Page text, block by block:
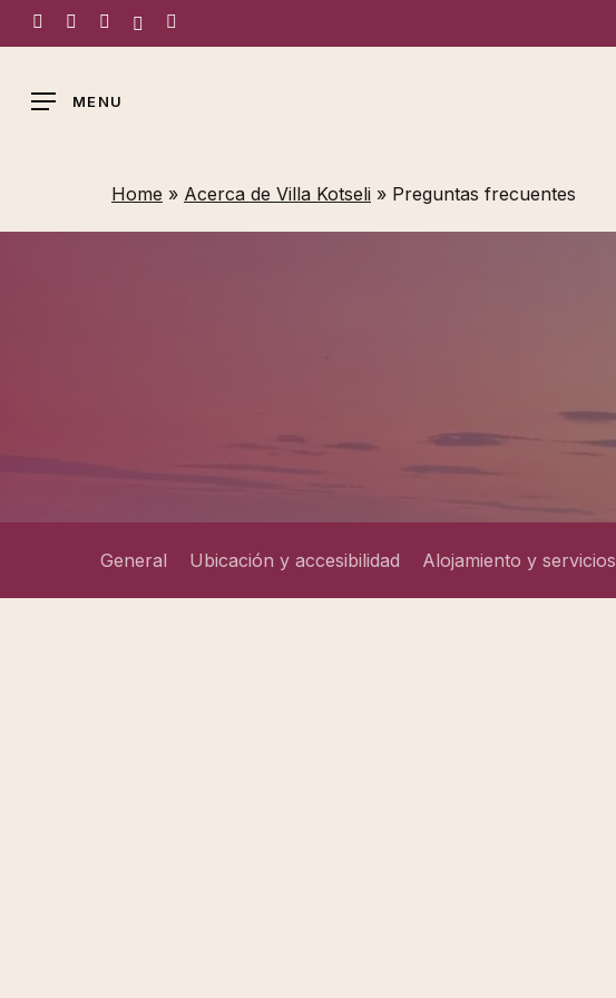
Skip
to
content
whatsapp
tiktok
MENU
Home » Acerca de Villa Kotseli » Preguntas frecuentes
General Ubicación y accesibilidad Alojamiento y servicios